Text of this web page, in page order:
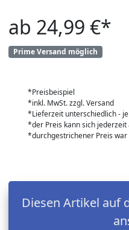
ab 24,99 €*
Prime Versand möglich
*Preisbeispiel
*inkl. MwSt. zzgl. Versand
*Lieferzeit unterschiedlich -
*der Preis kann sich
*durchgestrichener Preis
Diesen Artikel auf